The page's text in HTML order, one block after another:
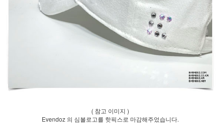
( 참고 이미지 )
Evendoz 의 심볼로고를 핫픽스로 마감해주었습니다.